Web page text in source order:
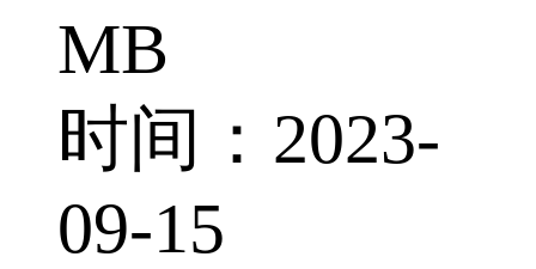
MB
时间：2023-
09-15